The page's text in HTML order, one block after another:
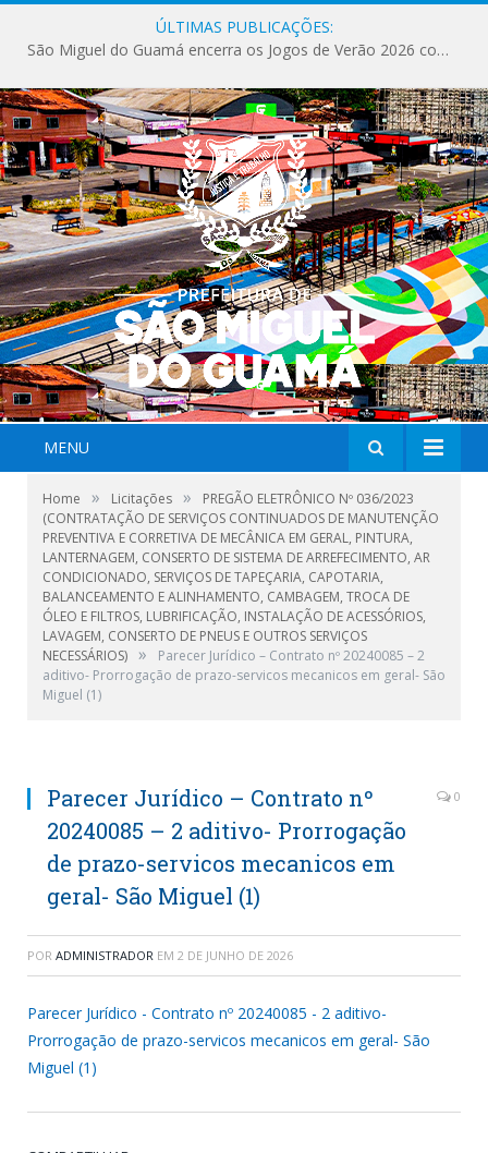
ÚLTIMAS PUBLICAÇÕES:
São Miguel do Guamá encerra os Jogos de Verão 2026 com sucesso de público e competições.
MENU
Home » Licitações »
PREGÃO ELETRÔNICO Nº 036/2023
(CONTRATAÇÃO DE SERVIÇOS CONTINUADOS DE MANUTENÇÃO
PREVENTIVA E CORRETIVA DE MECÂNICA EM GERAL, PINTURA,
LANTERNAGEM, CONSERTO DE SISTEMA DE ARREFECIMENTO, AR
CONDICIONADO, SERVIÇOS DE TAPEÇARIA, CAPOTARIA,
BALANCEAMENTO E ALINHAMENTO, CAMBAGEM, TROCA DE
ÓLEO E FILTROS, LUBRIFICAÇÃO, INSTALAÇÃO DE ACESSÓRIOS,
LAVAGEM, CONSERTO DE PNEUS E OUTROS SERVIÇOS
NECESSÁRIOS) »
Parecer Jurídico – Contrato nº 20240085 – 2
aditivo- Prorrogação de prazo-servicos mecanicos em geral- São
Miguel (1)
Parecer Jurídico – Contrato nº
20240085 – 2 aditivo- Prorrogação
de prazo-servicos mecanicos em
geral- São Miguel (1)
0
POR ADMINISTRADOR EM 2 DE JUNHO DE 2026
Parecer Jurídico - Contrato nº 20240085 - 2 aditivo-
Prorrogação de prazo-servicos mecanicos em geral- São
Miguel (1)